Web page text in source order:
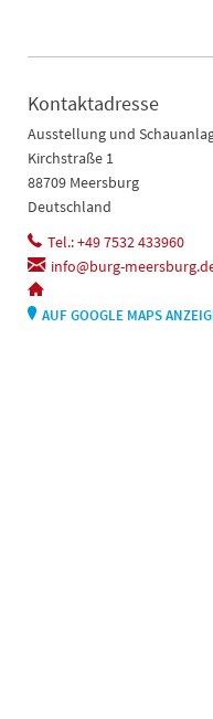
Kontaktadresse
Ausstellung und
Kirchstraße 1
88709 Meersburg
Deutschland
Tel.: +49 7532 433960
info@burg-
AUF GOOGLE MAPS